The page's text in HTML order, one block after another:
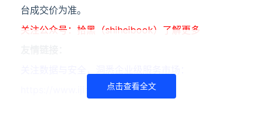
台成交价为准。
关注公众号：拾黑（shiheibook）了解更多
https://www.ijiandao.com/
点击查看全文